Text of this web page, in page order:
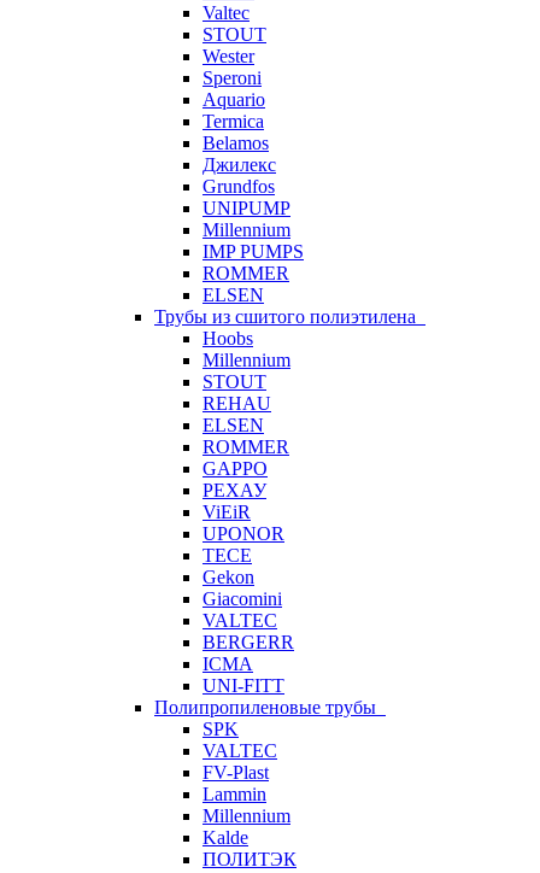
Valtec
STOUT
Wester
Speroni
Aquario
Termica
Belamos
Джилекс
Grundfos
UNIPUMP
Millennium
IMP PUMPS
ROMMER
ELSEN
Трубы из сшитого полиэтилена
Hoobs
Millennium
STOUT
REHAU
ELSEN
ROMMER
GAPPO
РЕХАУ
ViEiR
UPONOR
TECE
Gekon
Giacomini
VALTEC
BERGERR
ICMA
UNI-FITT
Полипропиленовые трубы
SPK
VALTEC
FV-Plast
Lammin
Millennium
Kalde
ПОЛИТЭК